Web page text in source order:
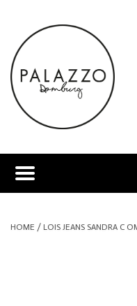
HOME / LOIS JEANS SANDRA C